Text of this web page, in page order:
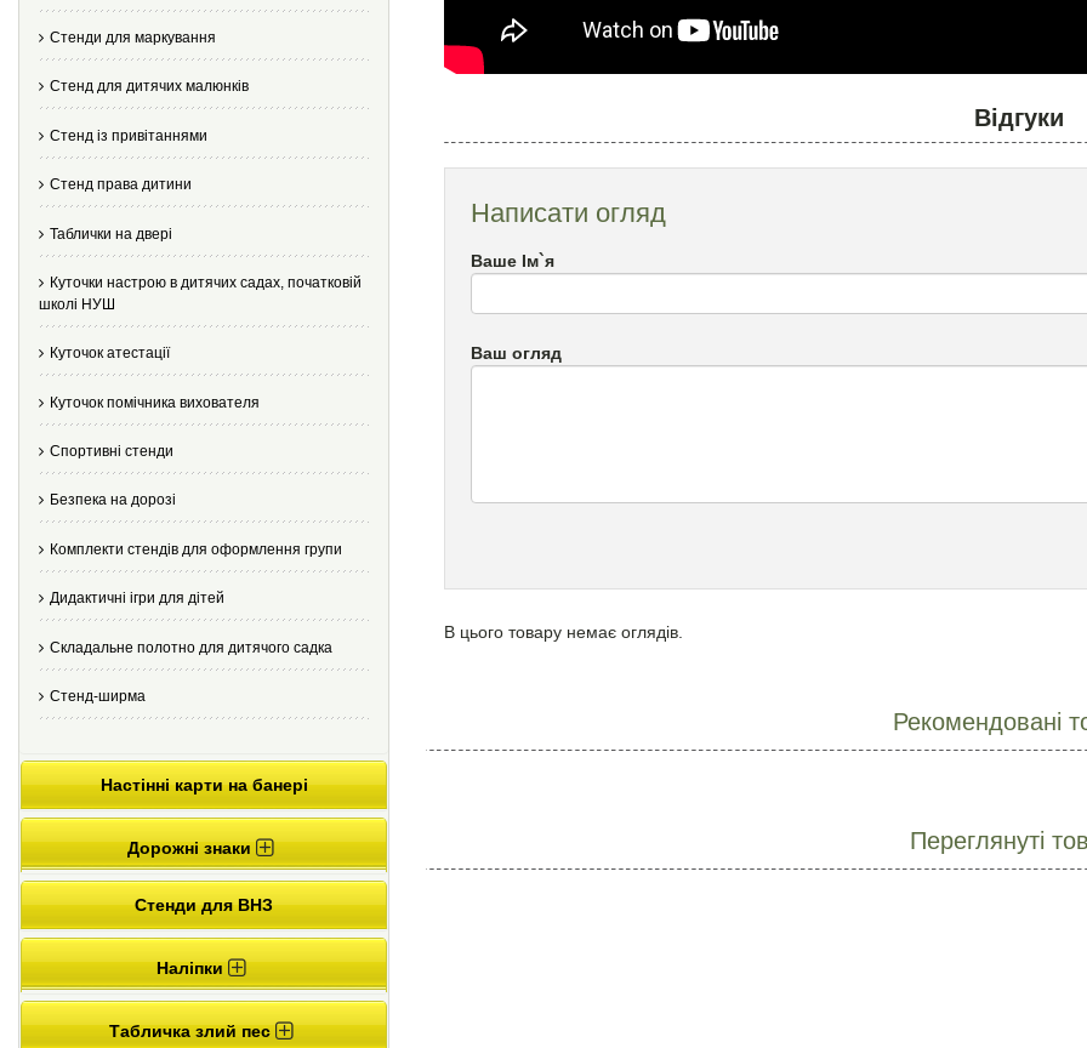
Стенди для маркування
Стенд для дитячих малюнків
Стенд із привітаннями
Стенд права дитини
Таблички на двері
Куточки настрою в дитячих садах, початковій
школі НУШ
Куточок атестації
Куточок помічника вихователя
Спортивні стенди
Безпека на дорозі
Комплекти стендів для оформлення групи
Дидактичні ігри для дітей
Складальне полотно для дитячого садка
Стенд-ширма
Настінні карти на банері
Дорожні знаки
Стенди для ВНЗ
Наліпки
Табличка злий пес
Відгуки
Написати огляд
Ваше Ім`я
Ваш огляд
В цього товару немає оглядів.
Рекомендовані
Переглянуті